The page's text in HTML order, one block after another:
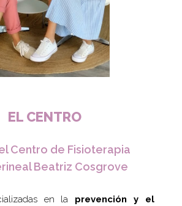
EL CENTRO
Centro de Fisioterapia
Beatriz Cosgrove
en la prevención y el